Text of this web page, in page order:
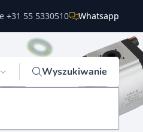
+31 55 5330510 Whatsapp
Wyszukiwanie